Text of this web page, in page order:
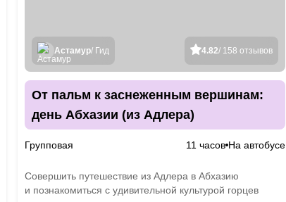
4.82/ 158 отзывов
Астамур/ Гид
От пальм к заснеженным вершинам:
день Абхазии (из Адлера)
Групповая 11 часов На автобусе
Совершить путешествие из Адлера в Абхазию
и познакомиться с удивительной культурой горцев